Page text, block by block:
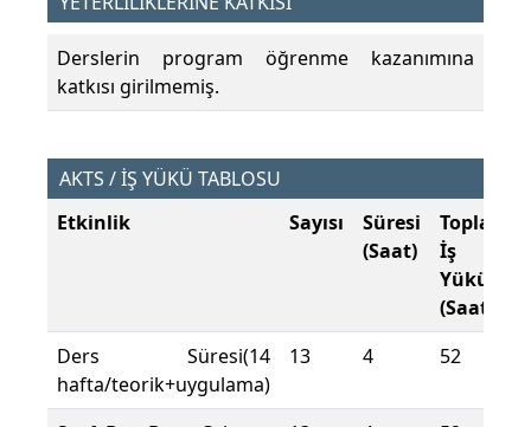
Derslerin program öğrenme kazanımına
katkısı girilmemiş.
AKTS / İŞ YÜKÜ TABLOSU
Etkinlik
Sayısı
Süresi
(Saat)
Toplam
İş
Yükü
(Saat)
Ders Süresi(14
hafta/teorik+uygulama)
13 4 52